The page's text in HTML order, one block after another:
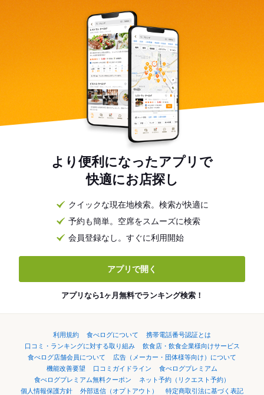
より便利になったアプリで
快適にお店探し
クイックな現在地検索。検索が快適に
予約も簡単。空席をスムーズに検索
会員登録なし。すぐに利用開始
アプリで開く
アプリなら1ヶ月無料でランキング検索！
利用規約 食べログについて
携帯電話番号認証とは
口コミ・ランキングに対する取り組み
飲食店・飲食企業様向けサービス
食べログ店舗会員について
広告（メーカー・団体様等向け）について
機能改善要望
口コミガイドライン
食べログプレミアム
食べログプレミアム無料クーポン
ネット予約（リクエスト予約）
個人情報保護方針
外部送信（オプトアウト） 特定商取引法に基づく表記